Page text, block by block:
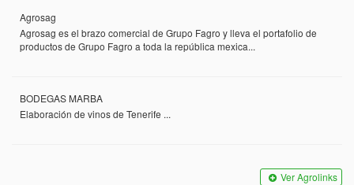
Agrosag
Agrosag es el brazo comercial de Grupo Fagro y lleva el portafolio de
productos de Grupo Fagro a toda la república mexica...
BODEGAS MARBA
Elaboración de vinos de Tenerife ...
Ver Agrolinks